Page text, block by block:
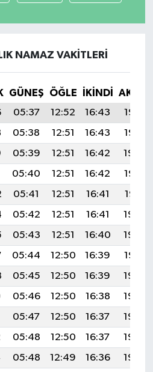
NAMAZ VAKITLERI
GÜNEŞ ÖĞLE İKINDI
05:37 12:52 16:43
19:56
05:38 12:51 16:43
19:55
05:39 12:51 16:42
19:54
05:40 12:51 16:42
19:53
05:41 12:51 16:41
19:51
05:42 12:51 16:41
19:50
05:43 12:51 16:40
19:49
05:44 12:50 16:39
19:47
05:45 12:50 16:39
19:46
05:46 12:50 16:38
19:44
05:47 12:50 16:37
19:43
05:48 12:50 16:37
19:42
05:48 12:49 16:36
19:40